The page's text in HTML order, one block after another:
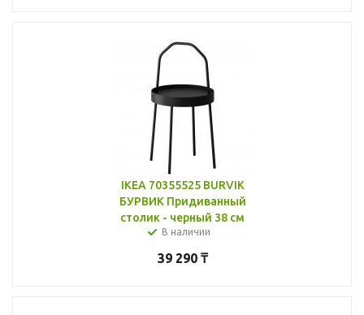
IKEA 70355525 BURVIK
БУРВИК Придиванный
столик - черный 38 см
В наличии
39 290₸